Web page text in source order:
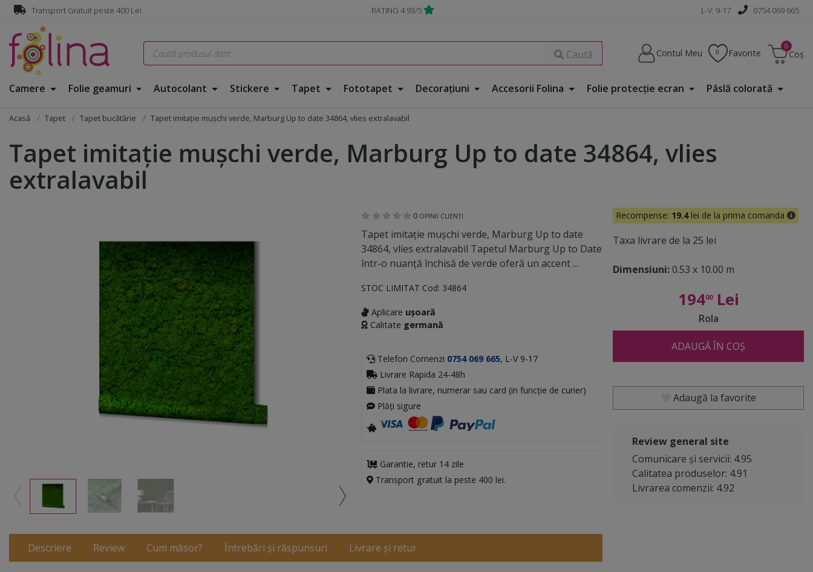
Transport Gratuit peste 400 Lei RATING 4.93/5 L-V: 9-17 0754 069 665
Caută Contul Meu Favorite Coș
Camere Folie geamuri Autocolant Stickere Tapet Fototapet Decorațiuni Accesorii Folina Folie protecţie ecran Pâslă colorată
Acasă Tapet Tapet bucătărie Tapet imitaţie muşchi verde, Marburg Up to date 34864, vlies extralavabil
Tapet imitaţie muşchi verde, Marburg Up to date 34864, vlies
extralavabil
0 OPINII CLIENȚI
Tapet imitaţie muşchi verde, Marburg Up to date
34864, vlies extralavabil Tapetul Marburg Up to Date
într-o nuanță închisă de verde oferă un accent ...
STOC LIMITAT Cod: 34864
Aplicare ușoară
Calitate germană
Telefon Comenzi 0754 069 665, L-V 9-17
Livrare Rapida 24-48h
Plata la livrare, numerar sau card (in funcție de curier)
Plăți sigure
Garantie, retur 14 zile
Transport gratuit la peste 400 lei.
Descriere Review Cum măsor? Întrebări și răspunsuri Livrare și retur
Recompense: 19.4lei de la prima comanda
Taxa livrare de la 25 lei
Dimensiuni:0.53 x 10.00 m
19400Lei
Rola
ADAUGĂ ÎN COȘ
Adaugă la favorite
Review general site
Comunicare și servicii: 4.95
Calitatea produselor: 4.91
Livrarea comenzii: 4.92